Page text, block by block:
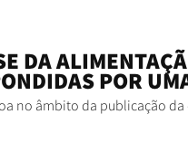
DA
POR
no âmbito da publicação